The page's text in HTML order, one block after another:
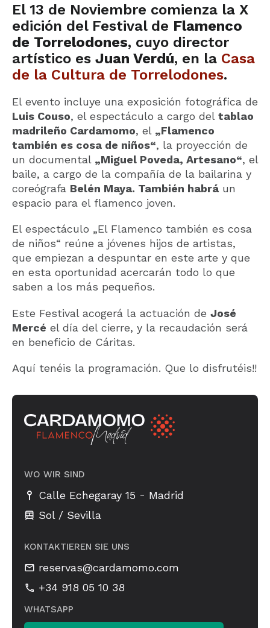
El 13 de Noviembre comienza la X
edición del Festival de Flamenco
de Torrelodones, cuyo director
artístico es Juan Verdú, en la Casa
de la Cultura de Torrelodones.
El evento incluye una exposición fotográfica de
Luis Couso, el espectáculo a cargo del tablao
madrileño Cardamomo, el „Flamenco
también es cosa de niños“, la proyección de
un documental „Miguel Poveda, Artesano“, el
baile, a cargo de la compañía de la bailarina y
coreógrafa Belén Maya. También habrá un
espacio para el flamenco joven.
El espectáculo „El Flamenco también es cosa
de niños“ reúne a jóvenes hijos de artistas,
que empiezan a despuntar en este arte y que
en esta oportunidad acercarán todo lo que
saben a los más pequeños.
Este Festival acogerá la actuación de José
Mercé el día del cierre, y la recaudación será
en beneficio de Cáritas.
Aquí tenéis la programación. Que lo disfrutéis!!
WO WIR SIND
Calle Echegaray 15 - Madrid
Sol / Sevilla
KONTAKTIEREN SIE UNS
reservas@cardamomo.com
+34 918 05 10 38
WHATSAPP